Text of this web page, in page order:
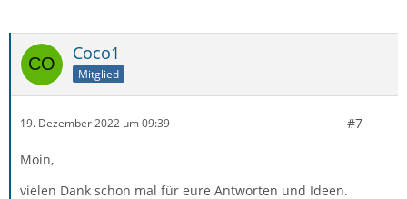
Coco1
Mitglied
19. Dezember 2022 um 09:39 #7
Moin,
vielen Dank schon mal für eure Antworten und Ideen.